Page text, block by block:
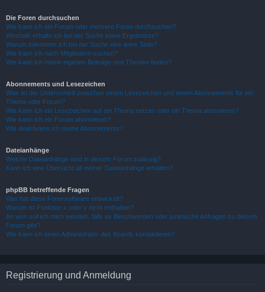
Die Foren durchsuchen
Wie kann ich ein Forum oder mehrere Foren durchsuchen?
Weshalb erhalte ich bei der Suche keine Ergebnisse?
Warum bekomme ich bei der Suche eine leere Seite?
Wie kann ich nach Mitgliedern suchen?
Wie kann ich meine eigenen Beiträge und Themen finden?
Abonnements und Lesezeichen
Was ist der Unterschied zwischen einem Lesezeichen und einem Abonnements für ein
Thema oder Forum?
Wie kann ich ein Lesezeichen auf ein Thema setzen oder ein Thema abonnieren?
Wie kann ich ein Forum abonnieren?
Wie deaktiviere ich meine Abonnements?
Dateianhänge
Welche Dateianhänge sind in diesem Forum zulässig?
Kann ich eine Übersicht all meiner Dateianhänge erhalten?
phpBB betreffende Fragen
Wer hat diese Forensoftware entwickelt?
Warum ist Funktion x oder y nicht enthalten?
An wen soll ich mich wenden, falls es Beschwerden oder juristische Anfragen zu diesem
Forum gibt?
Wie kann ich einen Administrator des Boards kontaktieren?
Registrierung und Anmeldung